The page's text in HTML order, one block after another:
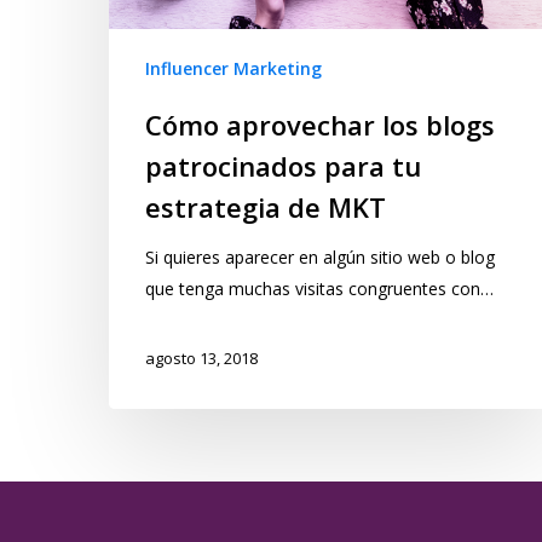
Influencer Marketing
Cómo aprovechar los blogs
patrocinados para tu
estrategia de MKT
Si quieres aparecer en algún sitio web o blog
que tenga muchas visitas congruentes con…
agosto 13, 2018